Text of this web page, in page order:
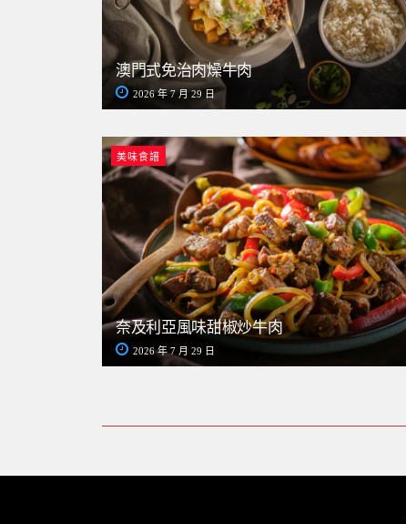
澳門式免治肉燥牛肉
2026 年 7 月 29 日
美味食譜
奈及利亞風味甜椒炒牛肉
2026 年 7 月 29 日